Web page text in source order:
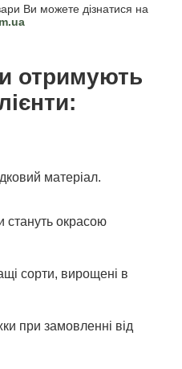
Ви можете дізнатися на
отримують
матеріал.
стануть окрасою
сорти, вирощені в
при замовленні від